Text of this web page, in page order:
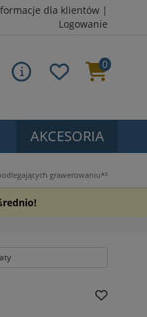
dla klientów |
Logowanie
0
AKCESORIA
grawerowaniu*³